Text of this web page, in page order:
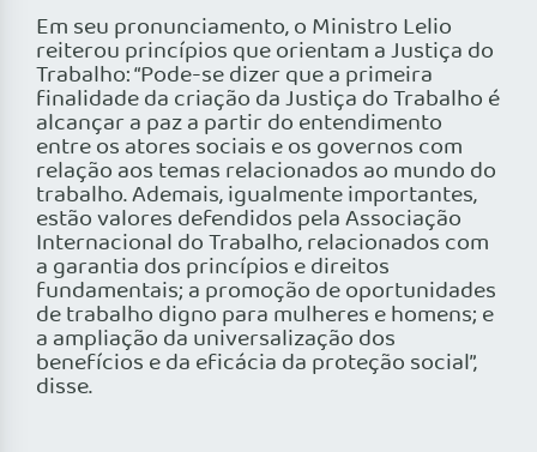
Em seu pronunciamento, o Ministro Lelio
reiterou princípios que orientam a Justiça do
Trabalho: “Pode-se dizer que a primeira
finalidade da criação da Justiça do Trabalho é
alcançar a paz a partir do entendimento
entre os atores sociais e os governos com
relação aos temas relacionados ao mundo do
trabalho. Ademais, igualmente importantes,
estão valores defendidos pela Associação
Internacional do Trabalho, relacionados com
a garantia dos princípios e direitos
fundamentais; a promoção de oportunidades
de trabalho digno para mulheres e homens; e
a ampliação da universalização dos
benefícios e da eficácia da proteção social”,
disse.